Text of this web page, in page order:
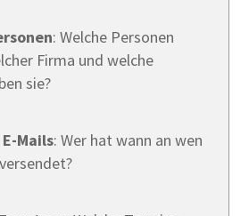
: Welche Personen
Firma und welche
sie?
Mails: Wer hat wann an wen